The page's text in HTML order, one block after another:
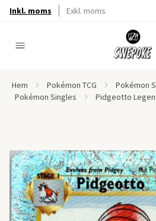
Inkl. moms Exkl. moms
Hem Pokémon TCG
Pokémon
Pokémon Singles
Pidgeotto